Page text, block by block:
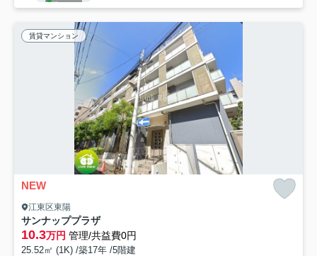
賃貸マンション
NEW
江東区東陽
サンナッププラザ
10.3万円 管理/共益費0円
25.52㎡ (1K) /築17年 /5階建